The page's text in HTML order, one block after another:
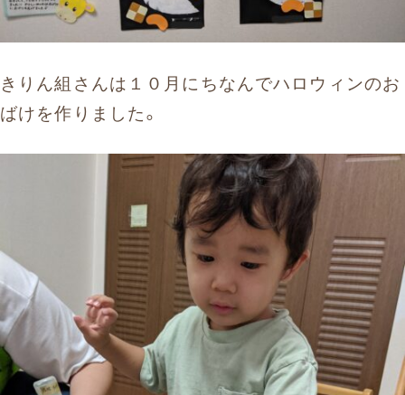
きりん組さんは１０月にちなんでハロウィンのお
ばけを作りました。